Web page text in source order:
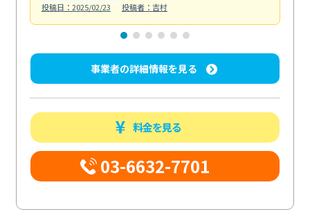
投稿日：2025/02/23
投稿者：吉村
事業者の詳細情報を見る
料金を見る
03-6632-7701